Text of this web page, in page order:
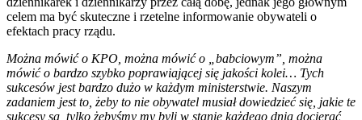
celem ma być skuteczne i rzetelne informowanie obywateli o
efektach pracy rządu.
Można mówić o KPO, można mówić o „babciowym”, można
mówić o bardzo szybko poprawiającej się jakości kolei… Tych
sukcesów jest bardzo dużo w każdym ministerstwie. Naszym
zadaniem jest to, żeby to nie obywatel musiał dowiedzieć się, jakie te
sukcesy są, tylko żebyśmy my byli w stanie każdego dnia docierać